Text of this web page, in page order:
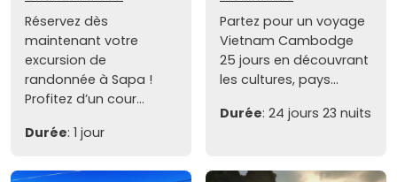
Réservez dès
maintenant votre
excursion de
randonnée à Sapa !
Profitez d’un cour...
Durée: 1 jour
Partez pour un voyage
Vietnam Cambodge
25 jours en découvrant
les cultures, pays...
Durée: 24 jours 23 nuits